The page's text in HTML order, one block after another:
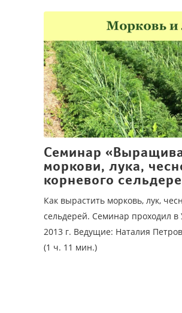
Семинар
моркови, лука,
корневого
Как вырастить морковь, лук,
сельдерей. Семинар проходил в
2013 г. Ведущие: Наталия
(1 ч. 11 мин.)